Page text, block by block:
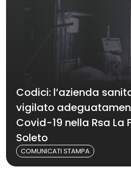
Codici: l’azienda
vigilato
Covid-19 nella Rsa La
Soleto
COMUNICATI STAMPA